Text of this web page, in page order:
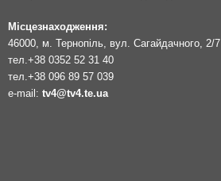
Місцезнаходження:
46000, м. Тернопіль, вул. Сагайдачного, 2/7
тел. +38 0352 52 31 40
тел. +38 096 89 57 039
e-mail: tv4@tv4.te.ua